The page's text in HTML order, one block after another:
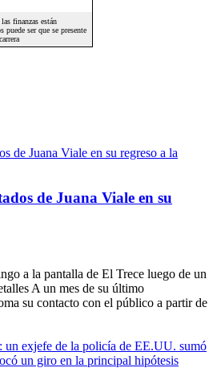
de Juana Viale en su
a la pantalla de El Trece luego de un
A un mes de su último
su contacto con el público a partir de